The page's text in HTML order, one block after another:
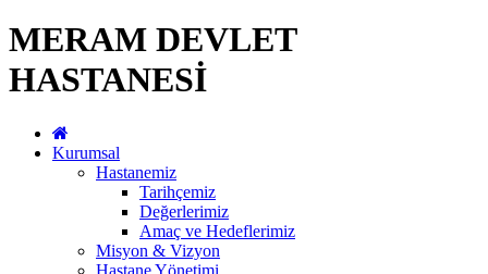
MERAM DEVLET
HASTANESİ
Kurumsal
Hastanemiz
Tarihçemiz
Değerlerimiz
Amaç ve Hedeflerimiz
Misyon & Vizyon
Hastane Yönetimi